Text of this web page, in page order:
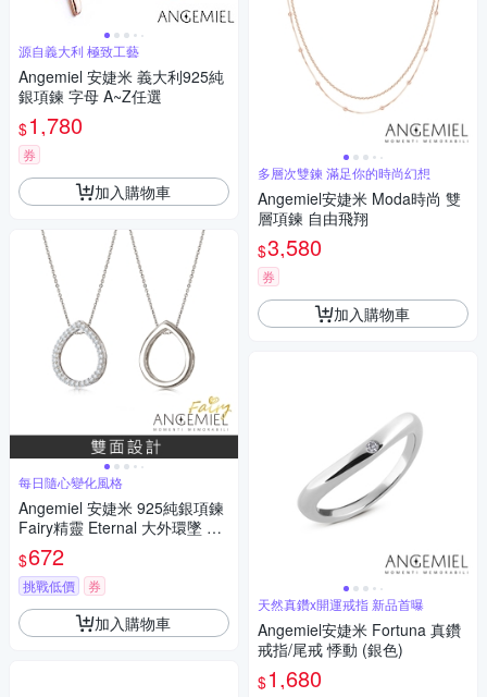
源自義大利 極致工藝
Angemiel 安婕米 義大利925純
銀項鍊 字母 A~Z任選
$1,780
券
加入購物車
每日隨心變化風格
Angemiel 安婕米 925純銀項鍊
Fairy精靈 Eternal 大外環墜 白
鑽.銀
$672
挑戰低價 券
加入購物車
多層次雙鍊 滿足你的時尚幻想
Angemiel安婕米 Moda時尚 雙
層項鍊 自由飛翔
$3,580
券
加入購物車
天然真鑽x開運戒指 新品首曝
Angemiel安婕米 Fortuna 真鑽
戒指/尾戒 悸動 (銀色)
$1,680